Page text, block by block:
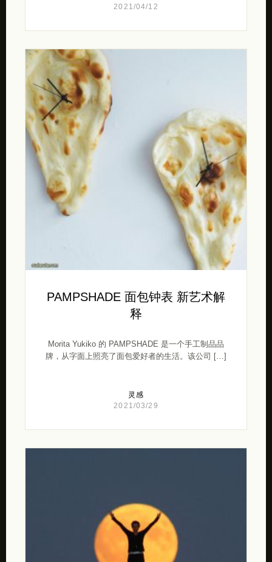
2021/04/12
PAMPSHADE 面包钟表 新艺术解
释
Morita Yukiko 的 PAMPSHADE 是一个手工制品品
牌，从字面上照亮了面包爱好者的生活。该公司 […]
灵感
2021/03/29